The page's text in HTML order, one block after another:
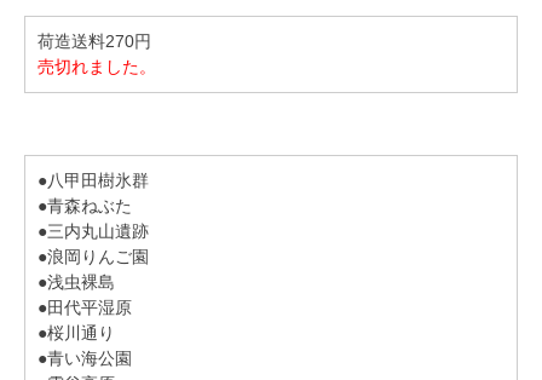
荷造送料270円
売切れました。
●八甲田樹氷群
●青森ねぶた
●三内丸山遺跡
●浪岡りんご園
●浅虫裸島
●田代平湿原
●桜川通り
●青い海公園